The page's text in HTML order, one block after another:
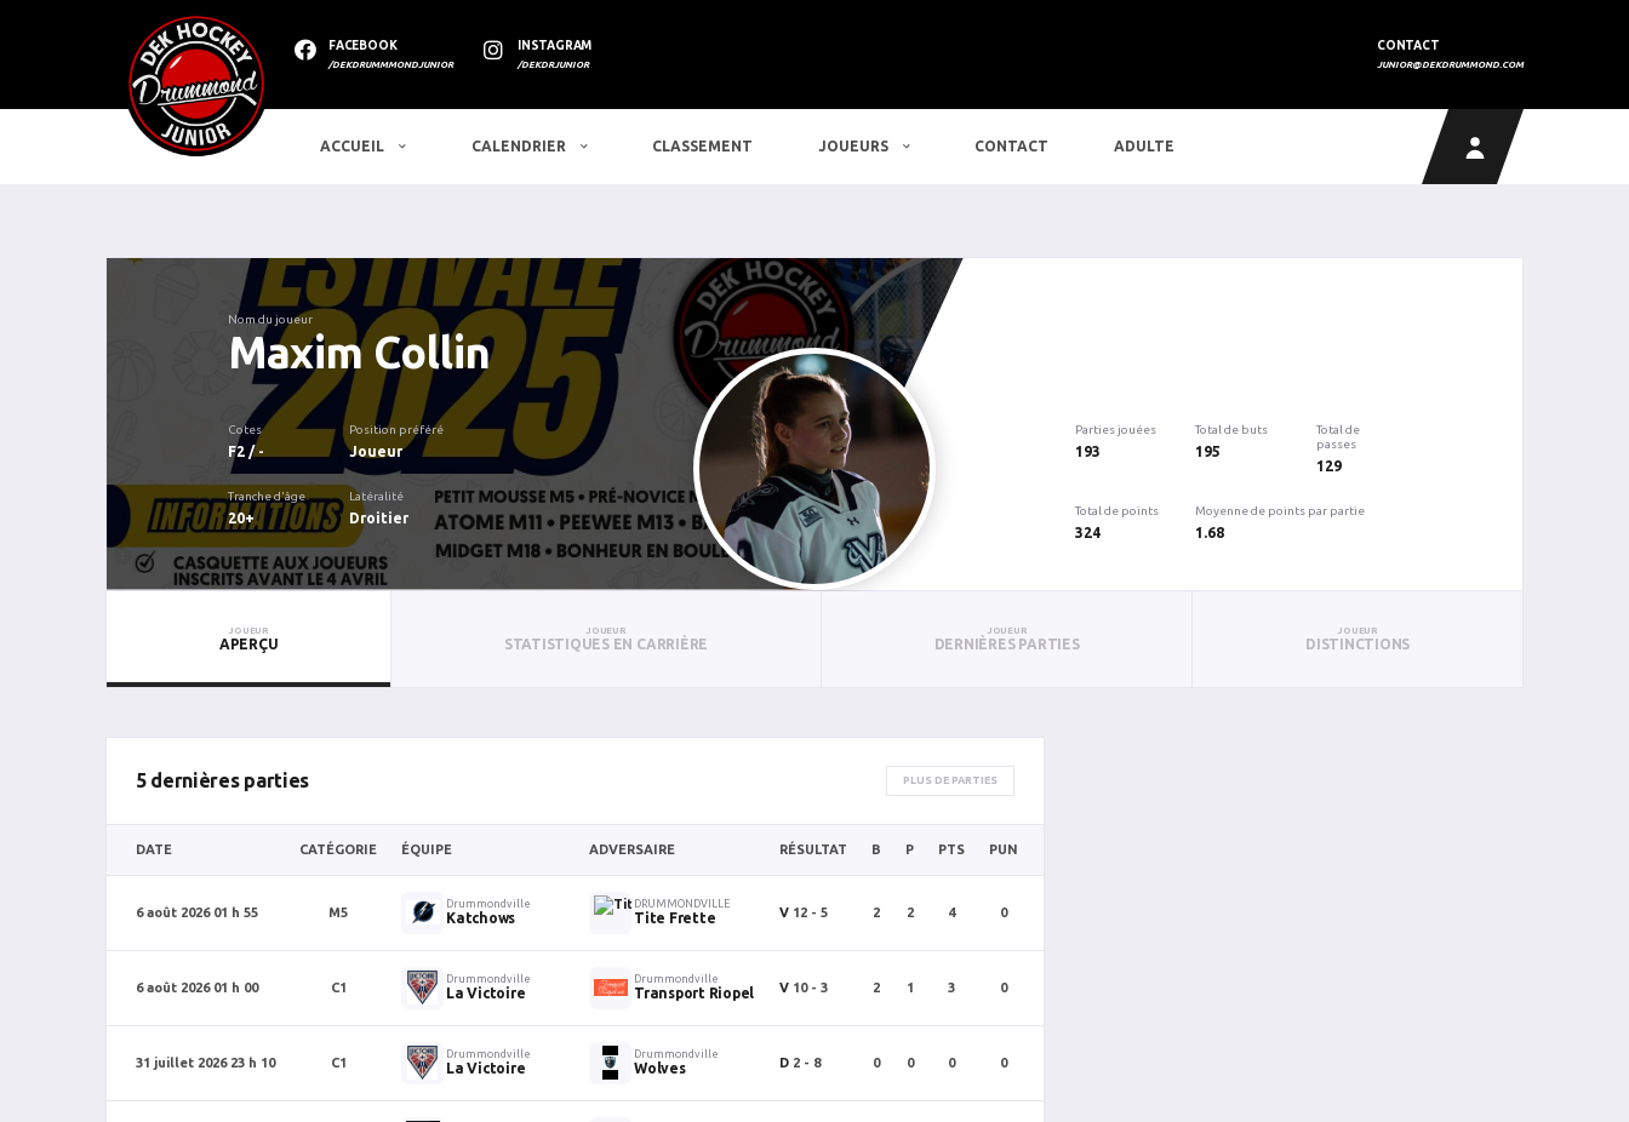
FACEBOOK
/DEKDRUMMMONDJUNIOR
INSTAGRAM
/DEKDRJUNIOR
CONTACT
JUNIOR@DEKDRUMMOND.COM
ACCUEIL CALENDRIER CLASSEMENT JOUEURS CONTACT ADULTE
Nom du joueur
Maxim Collin
Cotes
F2 / -
Position préféré
Joueur
Tranche d'âge
20+
Latéralité
Droitier
Parties jouées
193
Total de buts
195
Total de
passes
129
Total de points
324
Moyenne de points par partie
1.68
JOUEUR
APERÇU
JOUEUR
STATISTIQUES EN CARRIÈRE
JOUEUR
DERNIÈRES PARTIES
JOUEUR
DISTINCTIONS
5 dernières parties PLUS DE PARTIES
DATE CATÉGORIE ÉQUIPE ADVERSAIRE RÉSULTAT B P PTS PUN
6 août 2026 01 h 55 M5
Drummondville
Katchows
DRUMMONDVILLE
Tite Frette V 12 - 5 2 2 4 0
6 août 2026 01 h 00 C1
Drummondville
La Victoire
Drummondville
Transport Riopel V 10 - 3 2 1 3 0
31 juillet 2026 23 h 10 C1
Drummondville
La Victoire
Drummondville
Wolves D 2 - 8 0 0 0 0